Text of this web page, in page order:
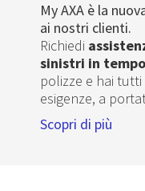
My AXA è la
ai nostri clienti.
Richiedi
sinistri in
polizze e hai tutti
esigenze, a
Scopri di più